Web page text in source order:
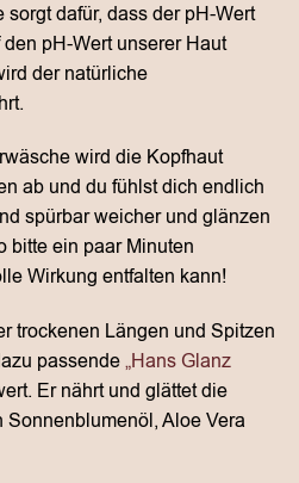
dafür, dass der pH-Wert
pH-Wert unserer Haut
der natürliche
wird die Kopfhaut
ab und du fühlst dich endlich
spürbar weicher und glänzen
bitte ein paar Minuten
Wirkung entfalten kann!
trockenen Längen und Spitzen
passende„Hans Glanz
Er nährt und glättet die
Aloe Vera